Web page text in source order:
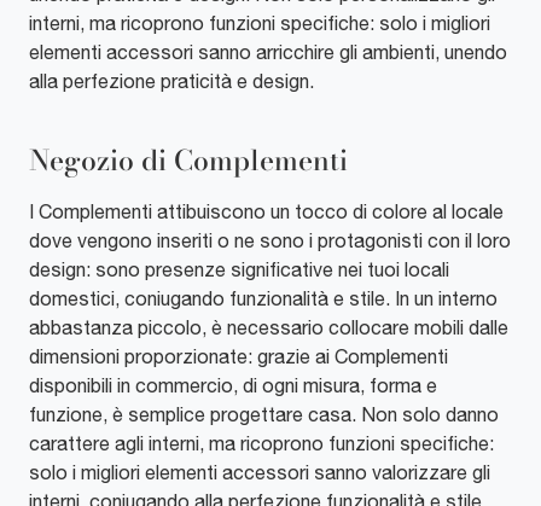
interni, ma ricoprono funzioni specifiche: solo i migliori
elementi accessori sanno arricchire gli ambienti, unendo
alla perfezione praticità e design.
Negozio di Complementi
I Complementi attibuiscono un tocco di colore al locale
dove vengono inseriti o ne sono i protagonisti con il loro
design: sono presenze significative nei tuoi locali
domestici, coniugando funzionalità e stile. In un interno
abbastanza piccolo, è necessario collocare mobili dalle
dimensioni proporzionate: grazie ai Complementi
disponibili in commercio, di ogni misura, forma e
funzione, è semplice progettare casa. Non solo danno
carattere agli interni, ma ricoprono funzioni specifiche:
solo i migliori elementi accessori sanno valorizzare gli
interni, coniugando alla perfezione funzionalità e stile.